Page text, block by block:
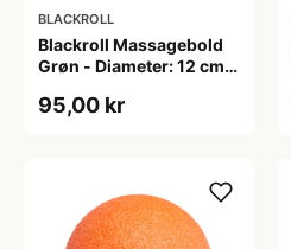
BLACKROLL
Blackroll Massagebold
Grøn - Diameter: 12 cm,
95,00 kr